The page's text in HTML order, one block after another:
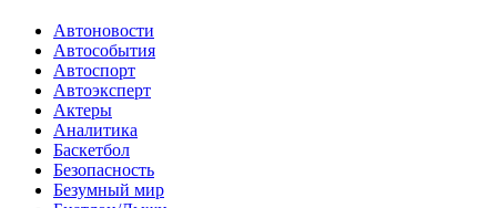
Автоновости
Автособытия
Автоспорт
Автоэксперт
Актеры
Аналитика
Баскетбол
Безопасность
Безумный мир